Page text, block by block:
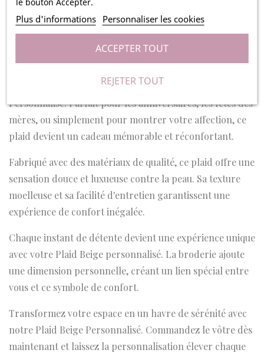
Plus d'informations Personnaliser les cookies
REJETER TOUT
ACCEPTER TOUT
Conçu pour offrir une couverture enveloppante, ce plaid
devient votre compagnon idéal pour les soirées
douillettes devant la télévision ou pour ajouter une
couche de confort à votre lit.
Offrez une étreinte personnalisée avec notre Plaid Beige
Personnalisé. Parfait pour les anniversaires, les fêtes des
mères, ou simplement pour montrer votre affection, ce
plaid devient un cadeau mémorable et réconfortant.
Fabriqué avec des matériaux de qualité, ce plaid offre une
sensation douce et luxueuse contre la peau. Sa texture
moelleuse et sa facilité d'entretien garantissent une
expérience de confort inégalée.
Chaque instant de détente devient une expérience unique
avec votre Plaid Beige personnalisé. La broderie ajoute
une dimension personnelle, créant un lien spécial entre
vous et ce symbole de confort.
Transformez votre espace en un havre de sérénité avec
notre Plaid Beige Personnalisé. Commandez le vôtre dès
maintenant et laissez la personnalisation élever chaque